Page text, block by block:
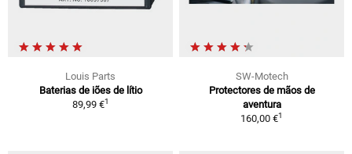
Louis Parts
Baterias de iões de lítio
89,99 €1
SW-Motech
Protectores de mãos de
aventura
160,00 €1